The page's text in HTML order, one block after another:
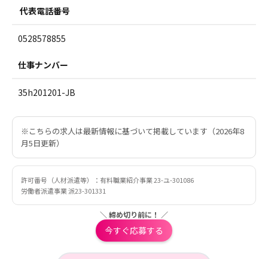
代表電話番号
0528578855
仕事ナンバー
35h201201-JB
※こちらの求人は最新情報に基づいて掲載しています（2026年8
月5日更新）
許可番号（人材派遣等）：有料職業紹介事業 23-ユ-301086
労働者派遣事業 派23-301331
＼ 締め切り前に！ ／
今すぐ応募する